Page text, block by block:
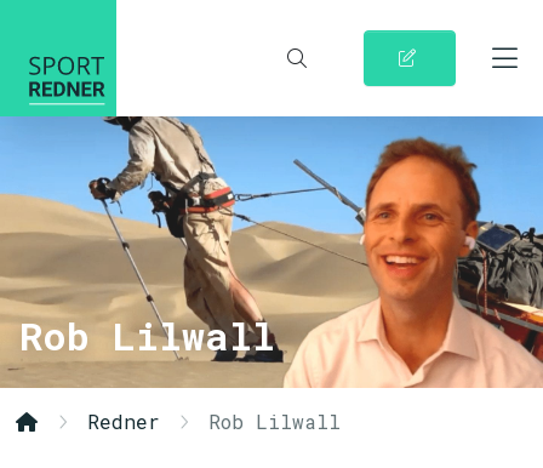
Rob Lilwall
Redner Rob Lilwall